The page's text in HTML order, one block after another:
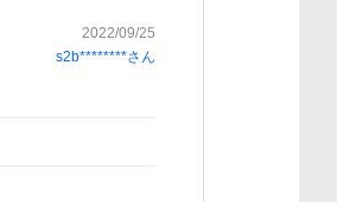
2022/09/25
s2b********さん